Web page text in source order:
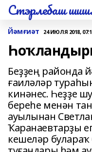
Стэрлебаш
Йәмғиәт 24 ИЮЛЯ 2018,
Беҙҙең районда
ғаиләләр
кинәнес. Һеҙҙе
береһе менән
ауылынан
Ҡаранаевтарҙы
кешеләр